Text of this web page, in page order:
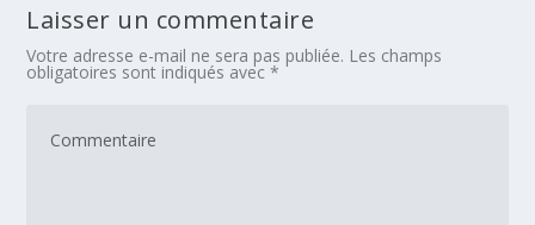
Laisser un commentaire
Votre adresse e-mail ne sera pas publiée. Les champs
obligatoires sont indiqués avec*